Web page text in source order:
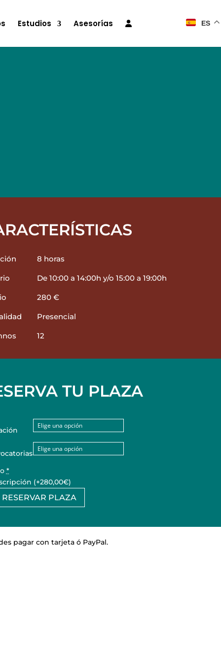
Estudios Asesorías ES
8 horas
De 10:00 a 14:00h y/o 15:00 a 19:00h
280 €
Presencial
12
TU PLAZA
*
(+280,00€)
RESERVAR PLAZA
pagar con tarjeta ó PayPal.